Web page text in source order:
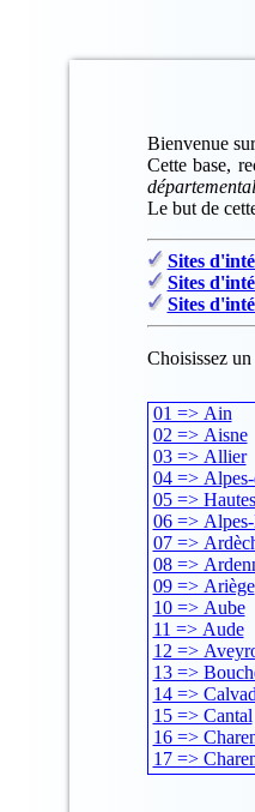
Bienvenue
Cette base,
Le but de
Sites
Sites
Sites
Choisissez
01 => Ain
02 => Aisne
03 => Allier
04 =>
05 =>
06 =>
07 =>
08 =>
09 => Ariège
10 => Aube
11 => Aude
12 =>
13 =>
14 =>
15 => Cantal
16 =>
17 =>
18 => Cher